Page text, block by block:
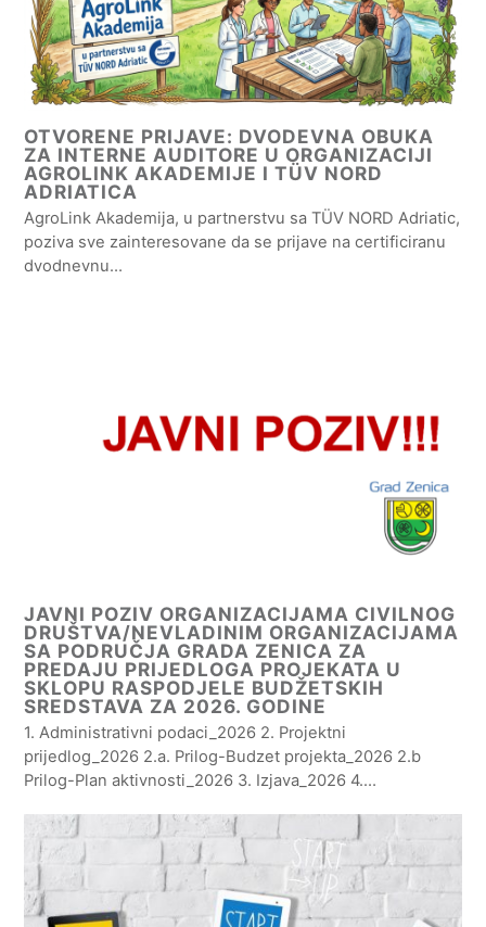
OTVORENE PRIJAVE: DVODEVNA OBUKA
ZA INTERNE AUDITORE U ORGANIZACIJI
AGROLINK AKADEMIJE I TÜV NORD
ADRIATICA
AgroLink Akademija, u partnerstvu sa TÜV NORD Adriatic,
poziva sve zainteresovane da se prijave na certificiranu
dvodnevnu…
JAVNI POZIV ORGANIZACIJAMA CIVILNOG
DRUŠTVA/NEVLADINIM ORGANIZACIJAMA
SA PODRUČJA GRADA ZENICA ZA
PREDAJU PRIJEDLOGA PROJEKATA U
SKLOPU RASPODJELE BUDŽETSKIH
SREDSTAVA ZA 2026. GODINE
1. Administrativni podaci_2026 2. Projektni
prijedlog_2026 2.a. Prilog-Budzet projekta_2026 2.b
Prilog-Plan aktivnosti_2026 3. Izjava_2026 4.…